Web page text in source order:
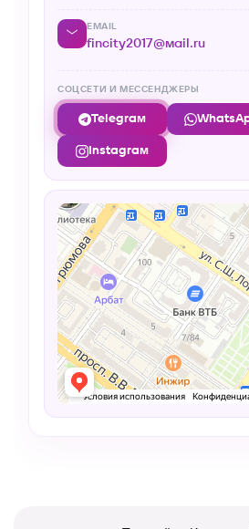
EMAIL
fincity2017@mail.ru
СОЦСЕТИ И МЕССЕНДЖЕРЫ
Telegram
Instagram